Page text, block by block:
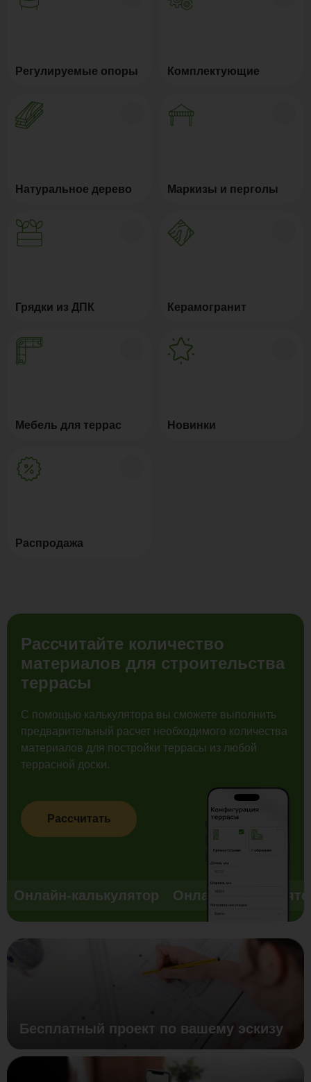
Регулируемые опоры Комплектующие
Натуральное дерево Маркизы и перголы
Грядки из ДПК Керамогранит
Мебель для террас Новинки
Распродажа
Рассчитайте количество
материалов для строительства
террасы
С помощью калькулятора вы сможете выполнить
предварительный расчет необходимого количества
материалов для постройки террасы из любой
террасной доски.
Рассчитать
Онлайн-калькулятор Онлайн-
Бесплатный проект по вашему эскизу